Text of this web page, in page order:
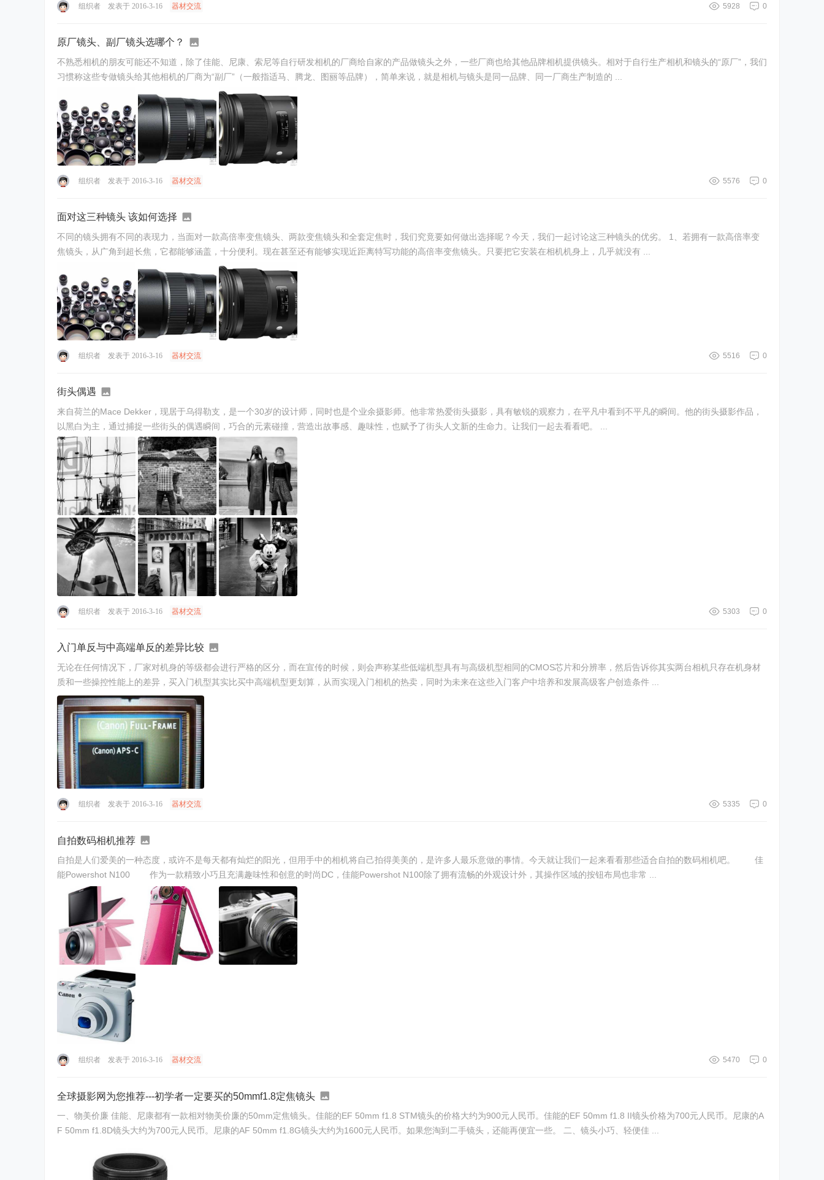
0
5928
组织者 发表于 2016-3-16 器材交流
原厂镜头、副厂镜头选哪个？
不熟悉相机的朋友可能还不知道，除了佳能、尼康、索尼等自行研发相机的厂商给自家的产品做镜头之外，一些厂商也给其他品牌相机提供镜头。相对于自行生产相机和镜头的“原厂”，我们
习惯称这些专做镜头给其他相机的厂商为“副厂”（一般指适马、腾龙、图丽等品牌），简单来说，就是相机与镜头是同一品牌、同一厂商生产制造的 ...
0
5576
组织者 发表于 2016-3-16 器材交流
面对这三种镜头 该如何选择
不同的镜头拥有不同的表现力，当面对一款高倍率变焦镜头、两款变焦镜头和全套定焦时，我们究竟要如何做出选择呢？今天，我们一起讨论这三种镜头的优劣。 1、若拥有一款高倍率变
焦镜头，从广角到超长焦，它都能够涵盖，十分便利。现在甚至还有能够实现近距离特写功能的高倍率变焦镜头。只要把它安装在相机机身上，几乎就没有 ...
0
5516
组织者 发表于 2016-3-16 器材交流
街头偶遇
来自荷兰的Mace Dekker，现居于乌得勒支，是一个30岁的设计师，同时也是个业余摄影师。他非常热爱街头摄影，具有敏锐的观察力，在平凡中看到不平凡的瞬间。他的街头摄影作品，
0
5303
组织者 发表于 2016-3-16 器材交流
入门单反与中高端单反的差异比较
无论在任何情况下，厂家对机身的等级都会进行严格的区分，而在宣传的时候，则会声称某些低端机型具有与高级机型相同的CMOS芯片和分辨率，然后告诉你其实两台相机只存在机身材
质和一些操控性能上的差异，买入门机型其实比买中高端机型更划算，从而实现入门相机的热卖，同时为未来在这些入门客户中培养和发展高级客户创造条件 ...
0
5335
组织者 发表于 2016-3-16 器材交流
自拍数码相机推荐
自拍是人们爱美的一种态度，或许不是每天都有灿烂的阳光，但用手中的相机将自己拍得美美的，是许多人最乐意做的事情。今天就让我们一起来看看那些适合自拍的数码相机吧。 佳
能Powershot N100 作为一款精致小巧且充满趣味性和创意的时尚DC，佳能Powershot N100除了拥有流畅的外观设计外，其操作区域的按钮布局也非常 ...
0
5470
组织者 发表于 2016-3-16 器材交流
全球摄影网为您推荐---初学者一定要买的50mmf1.8定焦镜头
一、物美价廉 佳能、尼康都有一款相对物美价廉的50mm定焦镜头。佳能的EF 50mm f1.8 STM镜头的价格大约为900元人民币。佳能的EF 50mm f1.8 II镜头价格为700元人民币。尼康的A
F 50mm f1.8D镜头大约为700元人民币。尼康的AF 50mm f1.8G镜头大约为1600元人民币。如果您淘到二手镜头，还能再便宜一些。 二、镜头小巧、轻便佳 ...